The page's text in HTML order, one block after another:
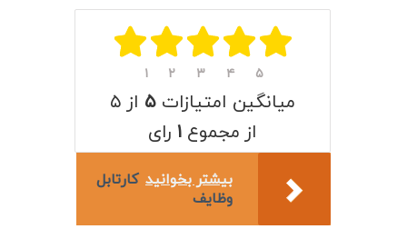
سیستم ها
لیست قیمت محصولات
۱ ۲ ۳ ۴ ۵
میانگین امتیازات ۵ از ۵
از مجموع ۱ رای
بیشتر بخوانید کارتابل
وظایف